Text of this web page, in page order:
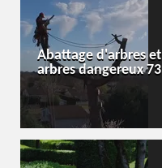
Abattage d'arbres et
arbres dangereux 73